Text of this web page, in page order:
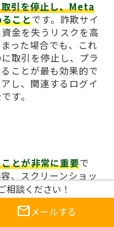
引を停止し、Meta
ことです。詐欺サイ
金を失うリスクを高
った場合でも、これ
取引を停止し、プラ
ことが最も効果的で
し、関連するログイ
す。
とが非常に重要で
、スクリーンショッ
集しましょう。これ
に非常に役立ちま
報が虚偽であること
相談ください！
mail メールする